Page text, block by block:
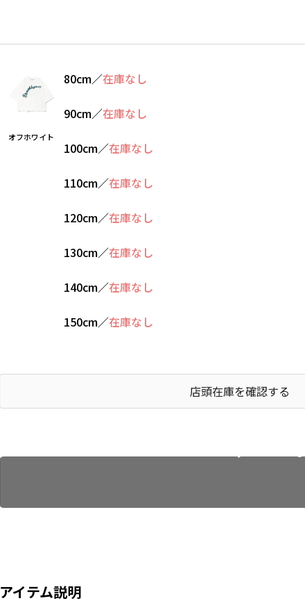
オフホワイト
80cm／在庫なし
90cm／在庫なし
100cm／在庫なし
110cm／在庫なし
120cm／在庫なし
130cm／在庫なし
140cm／在庫なし
150cm／在庫なし
店頭在庫を確認する
アイテム説明